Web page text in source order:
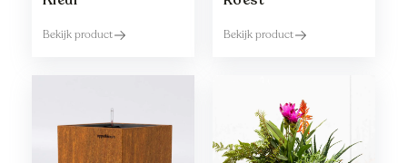
Bekijk product Bekijk product